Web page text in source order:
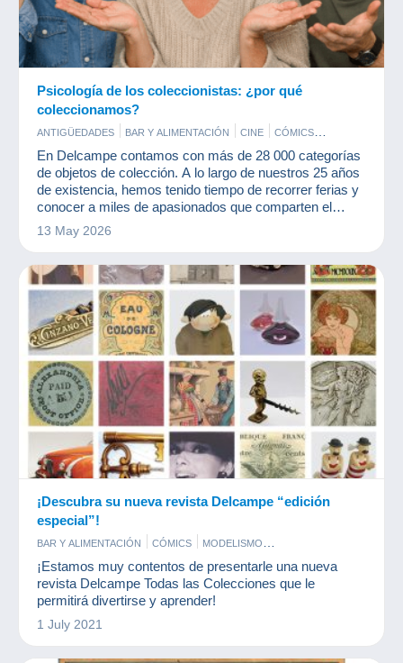
Psicología de los coleccionistas: ¿por qué
coleccionamos?
ANTIGÜEDADES BAR Y ALIMENTACIÓN CINE
CÓMICS
DOCUMENTOS ANTIGUOS
JUEGOS
MILITARES
MONEDAS & BILLETES
PERFUMES POSTALES
PUBLICIDAD
SELLOS
VINILES
En Delcampe contamos con más de 28 000 categorías
de objetos de colección. A lo largo de nuestros 25 años
de existencia, hemos tenido tiempo de recorrer ferias y
conocer a miles de apasionados que comparten el
mismo placer: el coleccionismo.
13 May 2026
¡Descubra su nueva revista Delcampe “edición
especial”!
BAR Y ALIMENTACIÓN CÓMICS
MODELISMO
MONEDAS & BILLETES
PERFUMES POSTALES
¡Estamos muy contentos de presentarle una nueva
revista Delcampe Todas las Colecciones que le
permitirá divertirse y aprender!
1 July 2021